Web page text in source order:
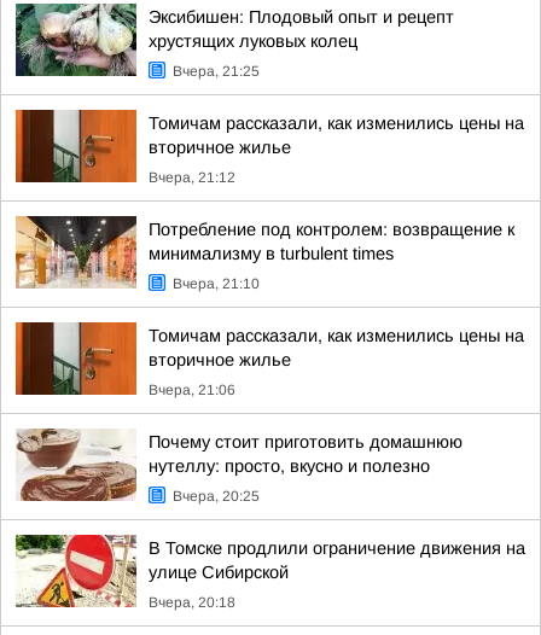
Эксибишен: Плодовый опыт и рецепт
хрустящих луковых колец
Вчера, 21:25
Томичам рассказали, как изменились цены на
вторичное жилье
Вчера, 21:12
Потребление под контролем: возвращение к
минимализму в turbulent times
Вчера, 21:10
Томичам рассказали, как изменились цены на
вторичное жилье
Вчера, 21:06
Почему стоит приготовить домашнюю
нутеллу: просто, вкусно и полезно
Вчера, 20:25
В Томске продлили ограничение движения на
улице Сибирской
Вчера, 20:18